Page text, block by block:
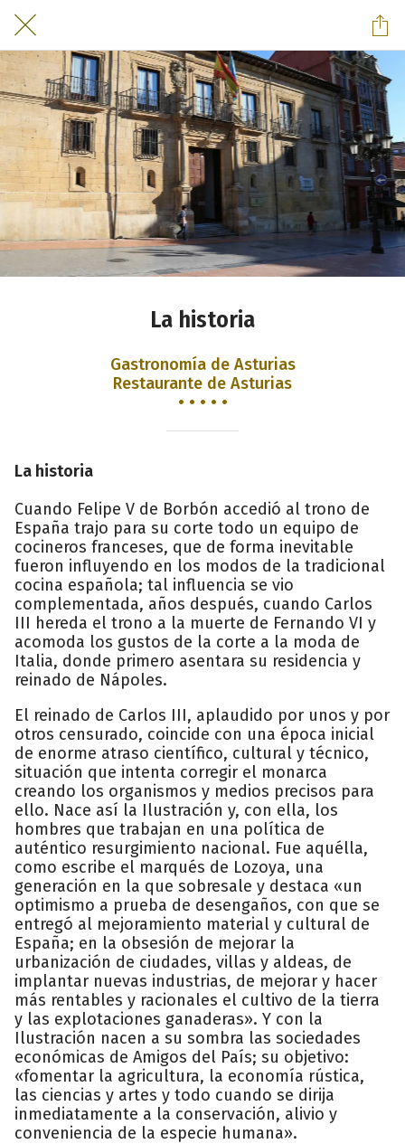
La historia
Gastronomía de Asturias
Restaurante de Asturias
• • • • •
La historia
Cuando Felipe V de Borbón accedió al trono de
España trajo para su corte todo un equipo de
cocineros franceses, que de forma inevitable
fueron influyendo en los modos de la tradicional
cocina española; tal influencia se vio
complementada, años después, cuando Carlos
III hereda el trono a la muerte de Fernando VI y
acomoda los gustos de la corte a la moda de
Italia, donde primero asentara su residencia y
reinado de Nápoles.
El reinado de Carlos III, aplaudido por unos y por
otros censurado, coincide con una época inicial
de enorme atraso científico, cultural y técnico,
situación que intenta corregir el monarca
creando los organismos y medios precisos para
ello. Nace así la Ilustración y, con ella, los
hombres que trabajan en una política de
auténtico resurgimiento nacional. Fue aquélla,
como escribe el marqués de Lozoya, una
generación en la que sobresale y destaca «un
optimismo a prueba de desengaños, con que se
entregó al mejoramiento material y cultural de
España; en la obsesión de mejorar la
urbanización de ciudades, villas y aldeas, de
implantar nuevas industrias, de mejorar y hacer
más rentables y racionales el cultivo de la tierra
y las explotaciones ganaderas». Y con la
Ilustración nacen a su sombra las sociedades
económicas de Amigos del País; su objetivo:
«fomentar la agricultura, la economía rústica,
las ciencias y artes y todo cuando se dirija
inmediatamente a la conservación, alivio y
conveniencia de la especie humana».